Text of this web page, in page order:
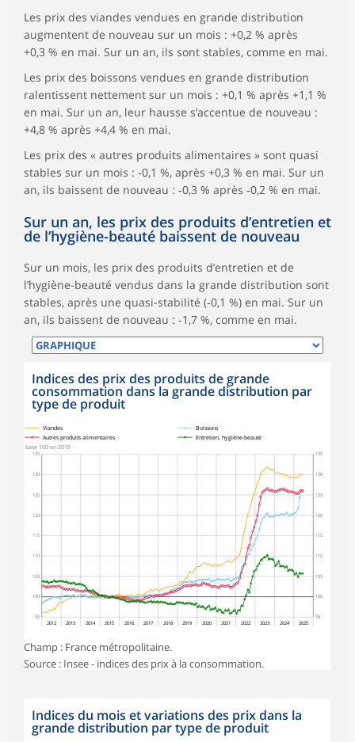
Les prix des viandes vendues en grande distribution
augmentent de nouveau sur un mois : +0,2 % après
+0,3 % en mai. Sur un an, ils sont stables, comme en mai.
Les prix des boissons vendues en grande distribution
ralentissent nettement sur un mois : +0,1 % après +1,1 %
en mai. Sur un an, leur hausse s’accentue de nouveau :
+4,8 % après +4,4 % en mai.
Les prix des « autres produits alimentaires » sont quasi
stables sur un mois : ‑0,1 %, après +0,3 % en mai. Sur un
an, ils baissent de nouveau : ‑0,3 % après ‑0,2 % en mai.
Sur un an, les prix des produits d’entretien et
de l’hygiène-beauté baissent de nouveau
Sur un mois, les prix des produits d’entretien et de
l’hygiène-beauté vendus dans la grande distribution sont
stables, après une quasi-stabilité (‑0,1 %) en mai. Sur un
an, ils baissent de nouveau : ‑1,7 %, comme en mai.
Indices des prix des produits de grande
consommation dans la grande distribution par
type de produit
100
105
110
115
120
125
130
135
95 95
100
105
110
115
120
125
130
135
base 100 en 2015
2012 2013 2014 2015 2016 2017 2018 2019 2020 2021 2022 2023 2024 2025
Viandes Boissons
Autres produits alimentaires Entretien, hygiène-beauté
Champ : France métropolitaine.
Source : Insee - indices des prix à la consommation.
Indices du mois et variations des prix dans la
grande distribution par type de produit